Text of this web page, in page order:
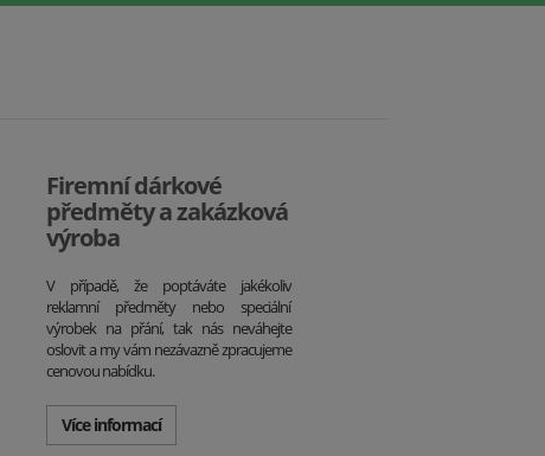
Firemní dárkové
předměty a zakázková
výroba
V případě, že poptáváte jakékoliv
reklamní předměty nebo speciální
výrobek na přání, tak nás neváhejte
oslovit a my vám nezávazně zpracujeme
cenovou nabídku.
Více informací